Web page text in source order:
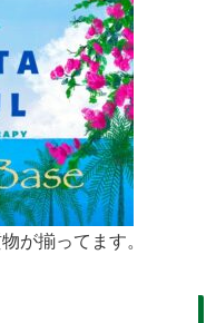
が揃ってます。